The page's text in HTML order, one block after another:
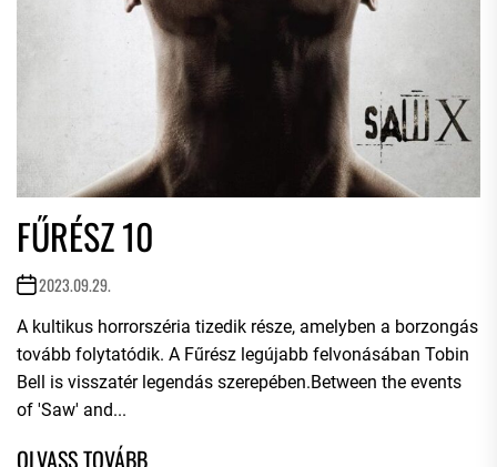
FŰRÉSZ 10
2023.09.29.
A kultikus horrorszéria tizedik része, amelyben a borzongás
tovább folytatódik. A Fűrész legújabb felvonásában Tobin
Bell is visszatér legendás szerepében.Between the events
of 'Saw' and...